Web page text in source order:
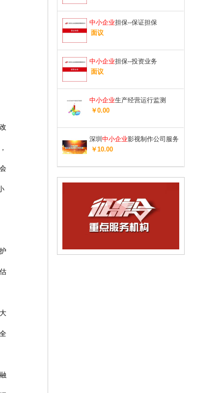
中小企业担保--保证担保
面议
中小企业担保--投资业务
面议
中小企业生产经营运行监测
￥0.00
深圳 中小企业影视制作公司服务
￥10.00